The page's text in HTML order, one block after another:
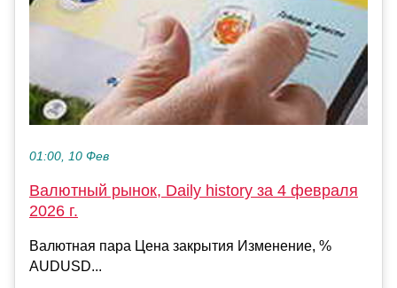
01:00, 10 Фев
Валютный рынок, Daily history за 4 февраля
2026 г.
Валютная пара Цена закрытия Изменение, %
AUDUSD...